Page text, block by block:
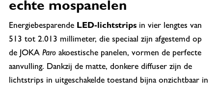
echte mospanelen
Energiebesparende LED-lichtstripsin vier lengtes van
513 tot 2.013 millimeter, die speciaal zijn afgestemd op
de JOKA Paroakoestische panelen, vormen de perfecte
aanvulling. Dankzij de matte, donkere diffuser zijn de
lichtstrips in uitgeschakelde toestand bijna onzichtbaar in